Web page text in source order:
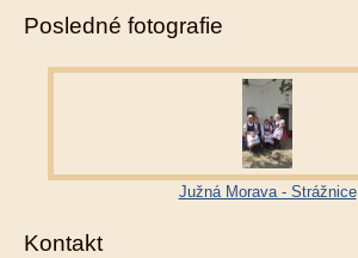
Posledné fotografie
Južná Morava - Strážnice
Kontakt